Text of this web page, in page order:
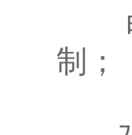
电
制；